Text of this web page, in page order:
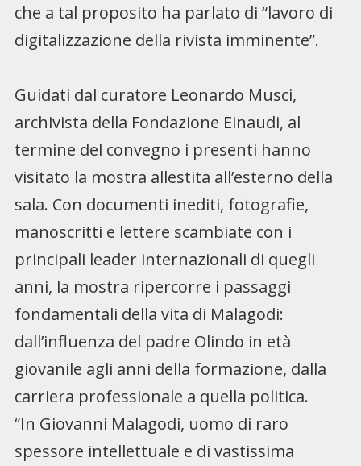
che a tal proposito ha parlato di “lavoro di
digitalizzazione della rivista imminente”.
Guidati dal curatore Leonardo Musci,
archivista della Fondazione Einaudi, al
termine del convegno i presenti hanno
visitato la mostra allestita all’esterno della
sala. Con documenti inediti, fotografie,
manoscritti e lettere scambiate con i
principali leader internazionali di quegli
anni, la mostra ripercorre i passaggi
fondamentali della vita di Malagodi:
dall’influenza del padre Olindo in età
giovanile agli anni della formazione, dalla
carriera professionale a quella politica.
“In Giovanni Malagodi, uomo di raro
spessore intellettuale e di vastissima